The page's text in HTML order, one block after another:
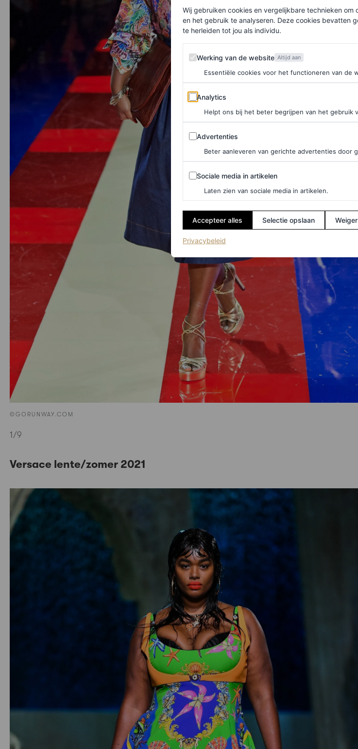
©GORUNWAY.COM
1/9
Versace lente/zomer 2021
Wij gebruiken cookies en vergelijkbare technieken
en het gebruik te analyseren. Deze cookies bevatten
te herleiden tot jou als individu.
Werking van de website
Werking van de website Altijd aan
Essentiële cookies voor het functioneren van de
Analytics
Analytics
Helpt ons bij het beter begrijpen van het gebruik
Advertenties
Advertenties
Beter aanleveren van gerichte advertenties door
Sociale media in artikelen
Sociale media in artikelen
Laten zien van sociale media in artikelen.
Accepteer alles Selectie opslaan
Privacybeleid